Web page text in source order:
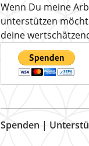
Wenn Du meine
unterstützen
deine
Spenden |